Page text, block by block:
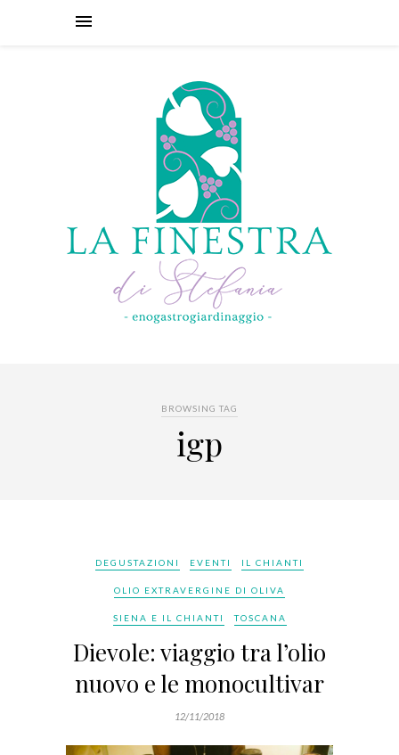
BROWSING TAG
igp
DEGUSTAZIONI EVENTI IL CHIANTI
OLIO EXTRAVERGINE DI OLIVA
SIENA E IL CHIANTI TOSCANA
Dievole: viaggio tra l’olio
nuovo e le monocultivar
12/11/2018